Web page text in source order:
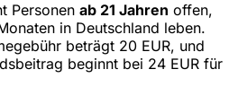
Personen ab 21 Jahren offen,
in Deutschland leben.
beträgt 20 EUR, und
beginnt bei 24 EUR für